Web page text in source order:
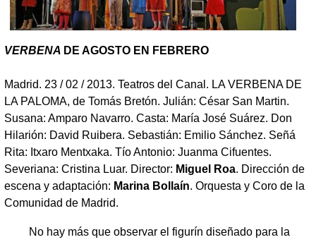
VERBENA DE AGOSTO EN FEBRERO
Madrid. 23 / 02 / 2013. Teatros del Canal. LA VERBENA DE
LA PALOMA, de Tomás Bretón. Julián: César San Martin.
Susana: Amparo Navarro. Casta: María José Suárez. Don
Hilarión: David Ruibera. Sebastián: Emilio Sánchez. Señá
Rita: Itxaro Mentxaka. Tío Antonio: Juanma Cifuentes.
Severiana: Cristina Luar. Director: Miguel Roa. Dirección de
escena y adaptación: Marina Bollaín. Orquesta y Coro de la
Comunidad de Madrid.
No hay más que observar el figurín diseñado para la